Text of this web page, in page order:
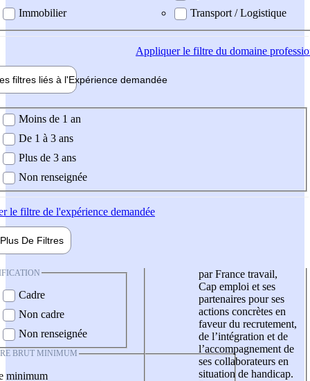
Immobilier
Transport / Logistique
Appliquerle filtre du domaine
filtres liés à l'Expérience demandée
demandée
Moins de 1 an
De 1 à 3 ans
Plus de 3 ans
Non renseignée
le filtre de l'expérience demandée
Plus De Filtres
Cadre
Non cadre
Non renseignée
BRUT MINIMUM
minimum
par France travail,
Cap emploi et ses
partenaires pour ses
actions concrètes en
faveur du recrutement,
de l’intégration et de
l’accompagnement de
ses collaborateurs en
situation de handicap.